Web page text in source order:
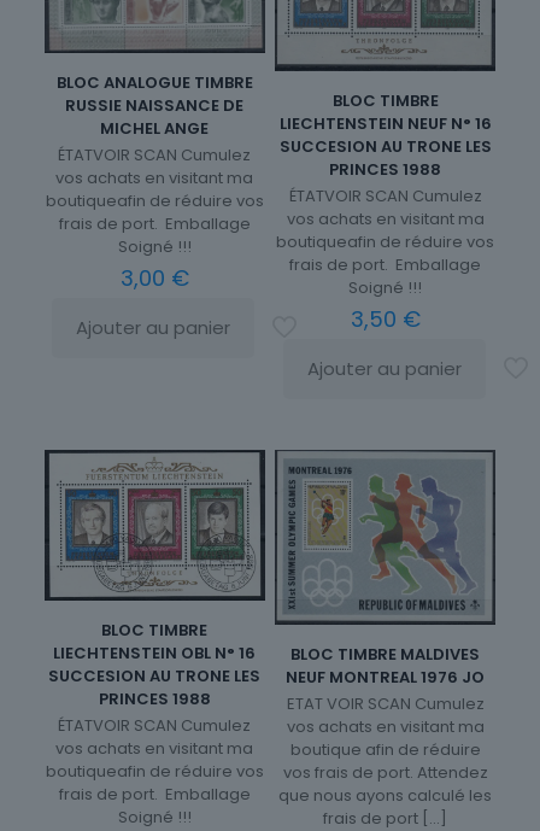
BLOC ANALOGUE TIMBRE
RUSSIE NAISSANCE DE
MICHEL ANGE
ÉTATVOIR SCAN Cumulez
vos achats en visitant ma
boutiqueafin de réduire vos
frais de port. Emballage
Soigné !!!
3,00 €
Ajouter au panier
BLOC TIMBRE
LIECHTENSTEIN NEUF N° 16
SUCCESION AU TRONE LES
PRINCES 1988
ÉTATVOIR SCAN Cumulez
vos achats en visitant ma
boutiqueafin de réduire vos
frais de port. Emballage
Soigné !!!
3,50 €
Ajouter au panier
BLOC TIMBRE
LIECHTENSTEIN OBL N° 16
SUCCESION AU TRONE LES
PRINCES 1988
ÉTATVOIR SCAN Cumulez
vos achats en visitant ma
boutiqueafin de réduire vos
frais de port. Emballage
Soigné !!!
BLOC TIMBRE MALDIVES
NEUF MONTREAL 1976 JO
ETAT VOIR SCAN Cumulez
vos achats en visitant ma
boutique afin de réduire
vos frais de port. Attendez
que nous ayons calculé les
frais de port […]